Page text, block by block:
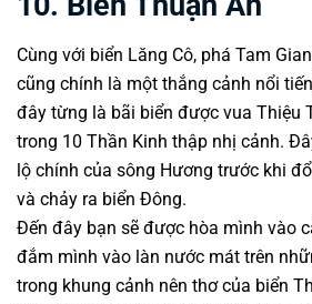
Cùng với biển Lăng Cô, phá Tam
cũng chính là một thắng cảnh nổi
đây từng là bãi biển được vua Thiệu
trong 10 Thần Kinh thập nhị cảnh.
lộ chính của sông Hương trước khi
và chảy ra biển Đông.
Đến đây bạn sẽ được hòa mình vào
đắm mình vào làn nước mát trên
trong khung cảnh nên thơ của biển